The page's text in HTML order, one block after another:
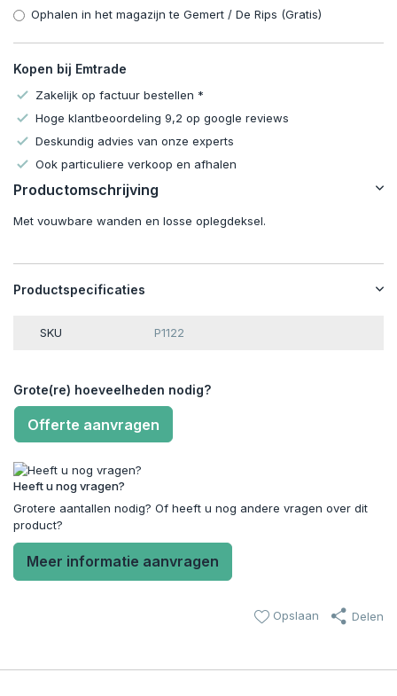
Ophalen in het magazijn te Gemert / De Rips (Gratis)
Kopen bij Emtrade
Zakelijk op factuur bestellen *
Hoge klantbeoordeling 9,2 op google reviews
Deskundig advies van onze experts
Ook particuliere verkoop en afhalen
Productomschrijving
Met vouwbare wanden en losse oplegdeksel.
Productspecificaties
SKU P1122
Grote(re) hoeveelheden nodig?
Offerte aanvragen
Heeft u nog vragen?
Grotere aantallen nodig? Of heeft u nog andere vragen over dit
product?
Meer informatie aanvragen
Opslaan Delen